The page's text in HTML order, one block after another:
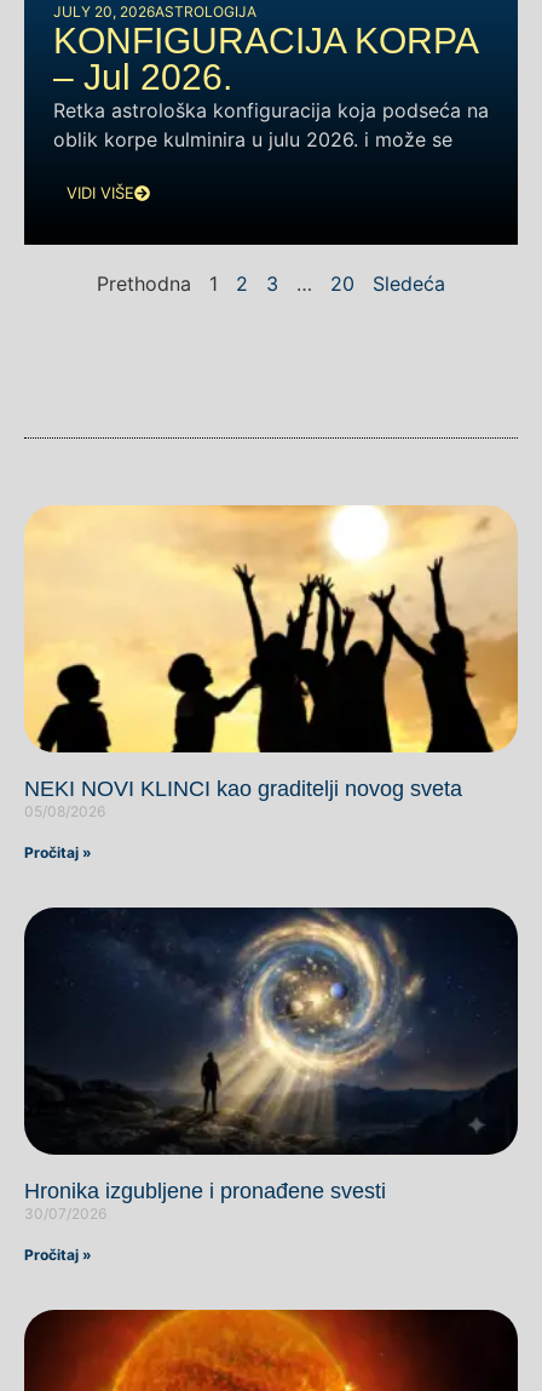
JULY 20, 2026ASTROLOGIJA
KONFIGURACIJA KORPA
– Jul 2026.
Retka astrološka konfiguracija koja podseća na
oblik korpe kulminira u julu 2026. i može se
VIDI VIŠE
Prethodna 1 2 3 … 20 Sledeća
NEKI NOVI KLINCI kao graditelji novog sveta
05/08/2026
Pročitaj »
Hronika izgubljene i pronađene svesti
30/07/2026
Pročitaj »